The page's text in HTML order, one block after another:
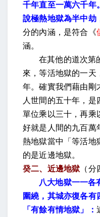
千年直至一萬六千年
說極熱地獄為半中劫
分的內涵，是符合《
涵。
在其他的道次第
來，等活地獄的一天
年。確實我們藉由剛
人世間的五十年，是
單位乘以三十，再乘
好就是人間的九百萬
熱地獄當中「等活地
的是近邊地獄。
癸二、近邊地獄 （分
八大地獄一一各
圍繞，其城亦復各有
「有餘有情地獄」：